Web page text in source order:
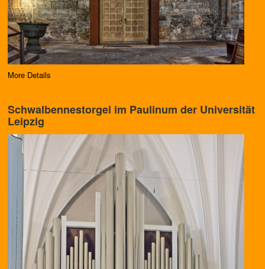
More Details
Schwalbennestorgel im Paulinum der Universität
Leipzig